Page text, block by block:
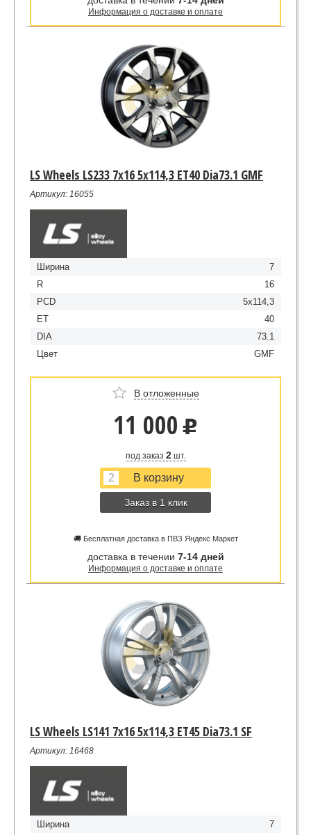
Информация о доставке и оплате
LS Wheels LS233 7x16 5x114,3 ET40 Dia73.1 GMF
Артикул: 16055
Ширина
7
R
16
PCD
5x114,3
ET
40
DIA
73.1
Цвет
GMF
В отложенные
11 000 u
под заказ 2шт.
Заказ в 1 клик
🚚 Бесплатная доставка в ПВЗ Яндекс Маркет
доставка в течении 7-14 дней
Информация о доставке и оплате
LS Wheels LS141 7x16 5x114,3 ET45 Dia73.1 SF
Артикул: 16468
Ширина
7